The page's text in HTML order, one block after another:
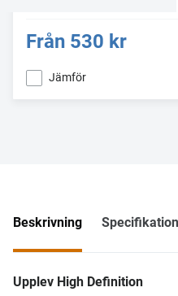
Från 530 kr
Jämför
Beskrivning
Upplev High Definition